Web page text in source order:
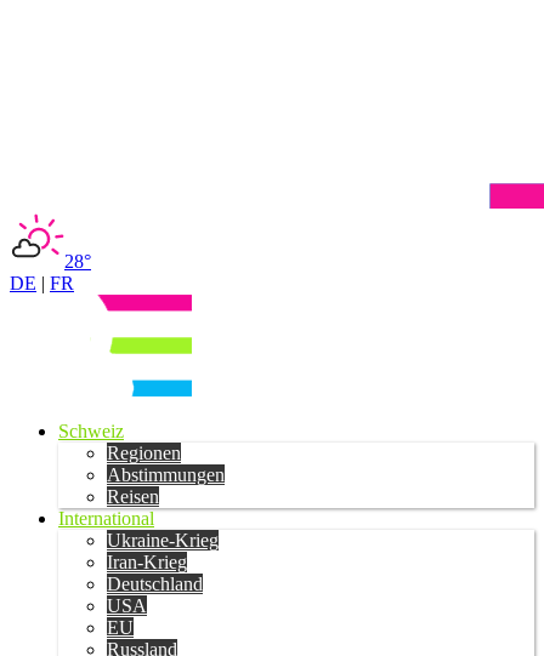
28°
DE | FR
Schweiz
Regionen
Abstimmungen
Reisen
International
Ukraine-Krieg
Iran-Krieg
Deutschland
USA
EU
Russland